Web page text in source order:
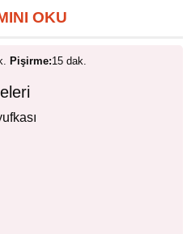
OKU
Pişirme:15 dak.